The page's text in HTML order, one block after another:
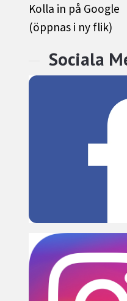
Kolla in på Google
(öppnas i ny flik)